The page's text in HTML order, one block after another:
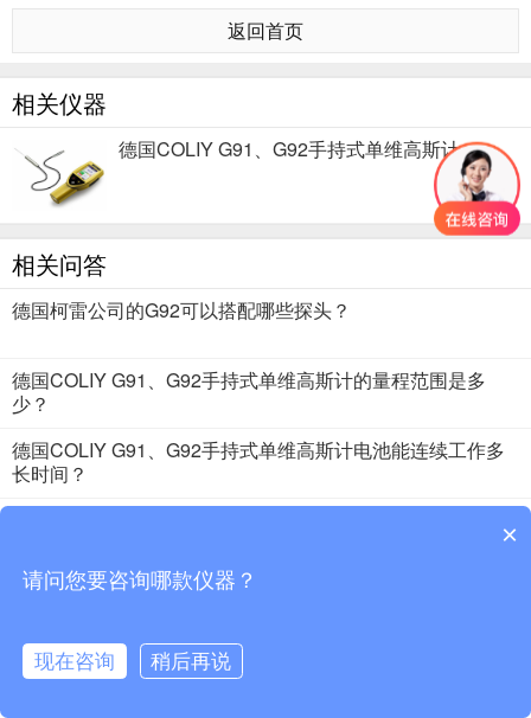
返回首页
相关仪器
德国COLIY G91、G92手持式单维高斯计
相关问答
德国柯雷公司的G92可以搭配哪些探头？
德国COLIY G91、G92手持式单维高斯计的量程范围是多
少？
德国COLIY G91、G92手持式单维高斯计电池能连续工作多
长时间？
×
请问您要咨询哪款仪器？
现在咨询 稍后再说